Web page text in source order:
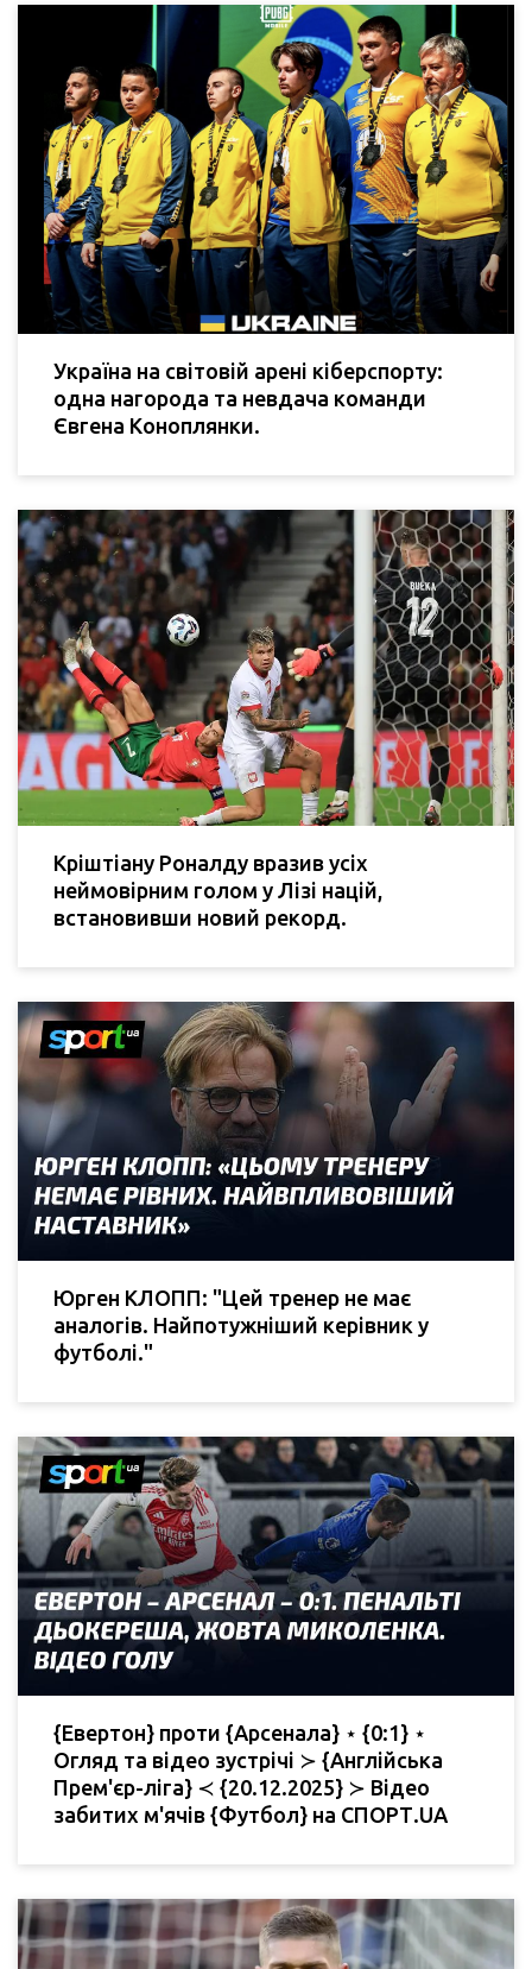
Україна на світовій арені кіберспорту:
одна нагорода та невдача команди
Євгена Коноплянки.
Кріштіану Роналду вразив усіх
неймовірним голом у Лізі націй,
встановивши новий рекорд.
Юрген КЛОПП: "Цей тренер не має
аналогів. Найпотужніший керівник у
футболі."
{Евертон} проти {Арсенала} ⋆ {0:1} ⋆
Огляд та відео зустрічі ≻ {Англійська
Прем'єр-ліга} ≺ {20.12.2025} ≻ Відео
забитих м'ячів {Футбол} на СПОРТ.UA